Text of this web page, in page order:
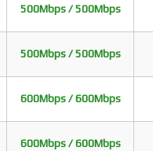
500Mbps / 500Mbps
500Mbps / 500Mbps
600Mbps / 600Mbps
600Mbps / 600Mbps